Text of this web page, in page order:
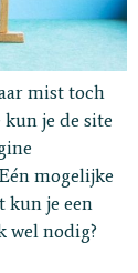
mist toch
je de site
mogelijke
kun je een
wel nodig?